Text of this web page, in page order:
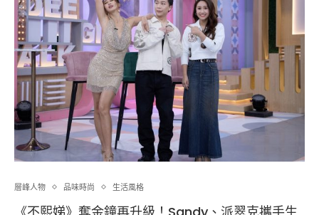
層峰⼈物 品味時尚 生活風格